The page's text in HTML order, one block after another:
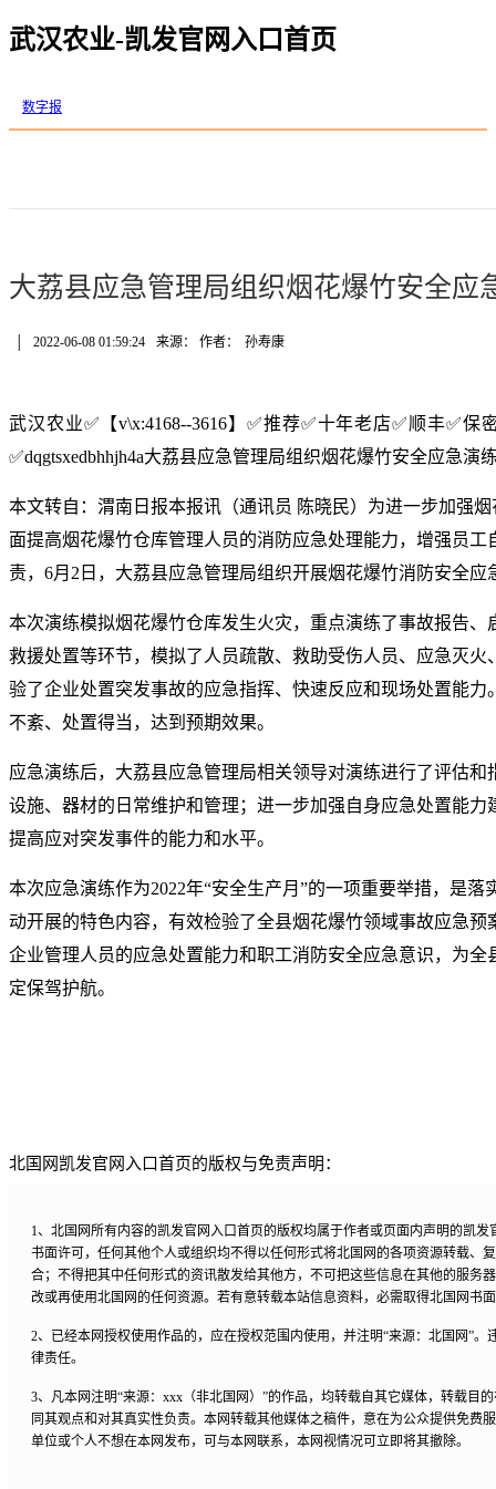
武汉农业-凯发官网入口首页
数字报
大荔县应急管理局组织烟花爆竹安全应
2022-06-08 01:59:24 来源： 作者： 孙寿康
武汉农业✅【v\x:4168--3616】✅推荐✅十年老店✅顺丰✅
✅dqgtsxedbhhjh4a大荔县应急管理局组织烟花爆竹安全应急演
本文转自：渭南日报本报讯（通讯员 陈晓民）为进一步加强
面提高烟花爆竹仓库管理人员的消防应急处理能力，增强员
责，6月2日，大荔县应急管理局组织开展烟花爆竹消防安全应
本次演练模拟烟花爆竹仓库发生火灾，重点演练了事故报告、
救援处置等环节，模拟了人员疏散、救助受伤人员、应急灭火
验了企业处置突发事故的应急指挥、快速反应和现场处置能力
不紊、处置得当，达到预期效果。
应急演练后，大荔县应急管理局相关领导对演练进行了评估
设施、器材的日常维护和管理；进一步加强自身应急处置能力
提高应对突发事件的能力和水平。
本次应急演练作为2022年“安全生产月”的一项重要举措，是落
动开展的特色内容，有效检验了全县烟花爆竹领域事故应急预
企业管理人员的应急处置能力和职工消防安全应急意识，为全
定保驾护航。
北国网凯发官网入口首页的版权与免责声明：
1、北国网所有内容的凯发官网入口首页的版权均属于作者或页面内声明的凯
书面许可，任何其他个人或组织均不得以任何形式将北国网的各项资源转载、
合；不得把其中任何形式的资讯散发给其他方，不可把这些信息在其他的服务
改或再使用北国网的任何资源。若有意转载本站信息资料，必需取得北国网书
2、已经本网授权使用作品的，应在授权范围内使用，并注明“来源：北国网”
律责任。
3、凡本网注明“来源：xxx（非北国网）”的作品，均转载自其它媒体，转载目
同其观点和对其真实性负责。本网转载其他媒体之稿件，意在为公众提供免费
单位或个人不想在本网发布，可与本网联系，本网视情况可立即将其撤除。